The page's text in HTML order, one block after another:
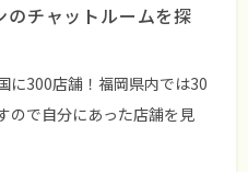
のチャットルームを探
に300店舗！福岡県内では30
ので自分にあった店舗を見